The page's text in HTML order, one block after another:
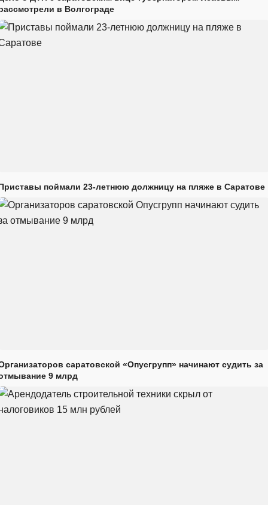
в Волгограде
поймали 23-летнюю должницу на пляже в Саратове
саратовской «Опусгрупп» начинают судить за
9 млрд